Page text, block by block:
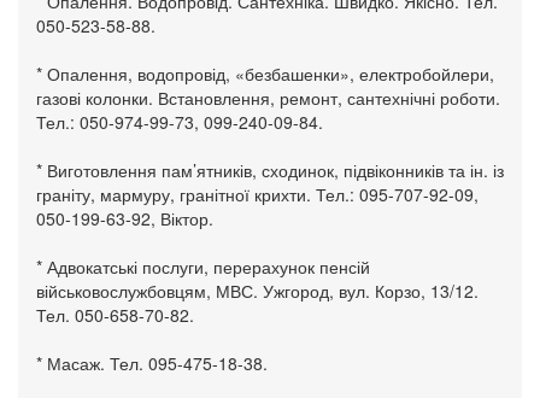
050-523-58-88.
* Опалення, водопровід, «безбашенки», електробойлери,
газові колонки. Встановлення, ремонт, сантехнічні роботи.
Тел.: 050-974-99-73, 099-240-09-84.
* Виготовлення пам’ятників, сходинок, підвіконників та ін. із
граніту, мармуру, гранітної крихти. Тел.: 095-707-92-09,
050-199-63-92, Віктор.
* Адвокатські послуги, перерахунок пенсій
військовослужбовцям, МВС. Ужгород, вул. Корзо, 13/12.
Тел. 050-658-70-82.
* Масаж. Тел. 095-475-18-38.